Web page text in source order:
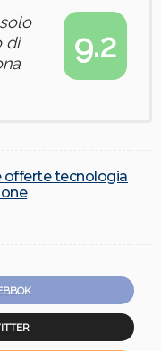
9.2
di
offerte tecnologia